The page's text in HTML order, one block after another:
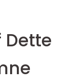
Dette